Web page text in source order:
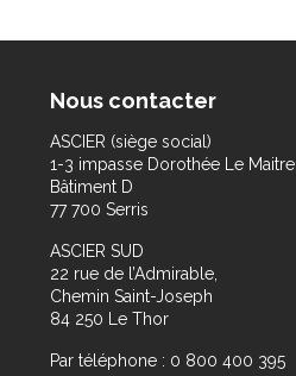
Nous contacter
ASCIER (siège social)
1-3 impasse Dorothée Le Maitre
Bâtiment D
77 700 Serris
ASCIER SUD
22 rue de l’Admirable,
Chemin Saint-Joseph
84 250 Le Thor
Par téléphone : 0 800 400 395